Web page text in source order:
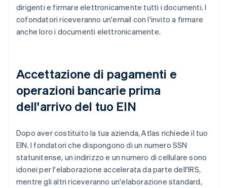
dirigenti e firmare elettronicamente tutti i documenti. I
cofondatori riceveranno un'email con l'invito a firmare
anche loro i documenti elettronicamente.
Accettazione di pagamenti e
operazioni bancarie prima
dell'arrivo del tuo EIN
Dopo aver costituito la tua azienda, Atlas richiede il tuo
EIN. I fondatori che dispongono di un numero SSN
statunitense, un indirizzo e un numero di cellulare sono
idonei per l'elaborazione accelerata da parte dell'IRS,
mentre gli altri riceveranno un'elaborazione standard,